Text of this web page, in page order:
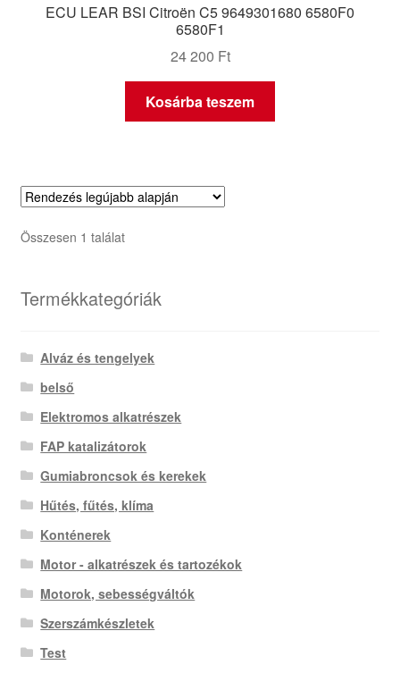
ECU LEAR BSI Citroën C5 9649301680 6580F0
6580F1
24 200 Ft
Kosárba teszem
Összesen 1 találat
Termékkategóriák
Alváz és tengelyek
belső
Elektromos alkatrészek
FAP katalizátorok
Gumiabroncsok és kerekek
Hűtés, fűtés, klíma
Konténerek
Motor - alkatrészek és tartozékok
Motorok, sebességváltók
Szerszámkészletek
Test